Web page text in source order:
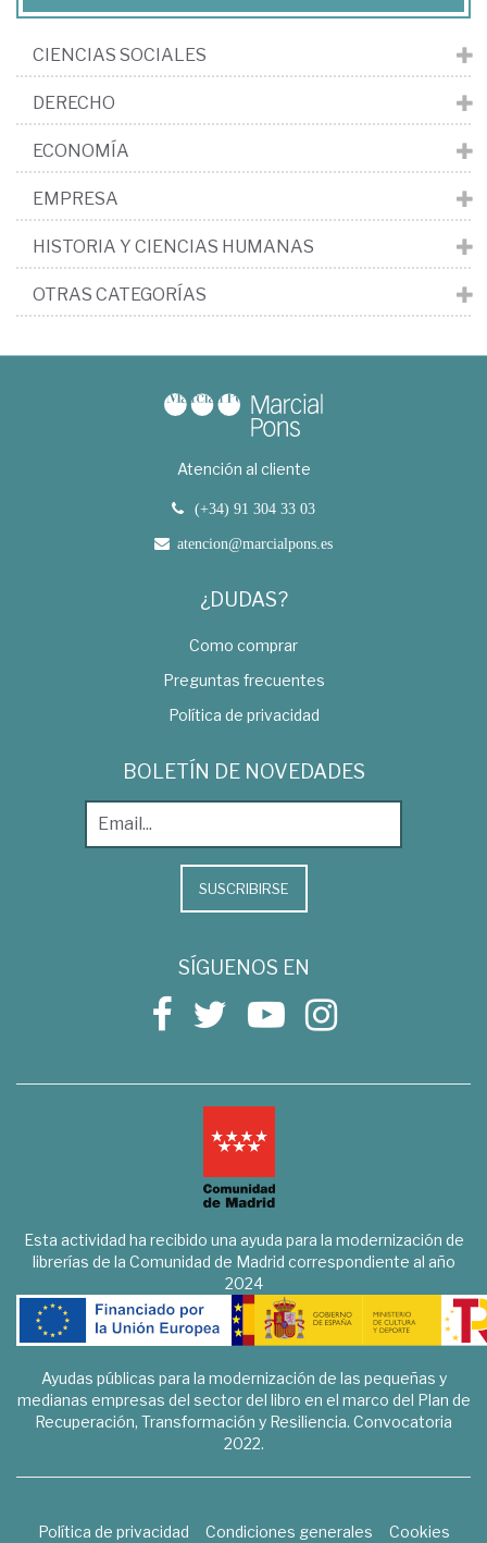
CIENCIAS SOCIALES
DERECHO
ECONOMÍA
EMPRESA
HISTORIA Y CIENCIAS HUMANAS
OTRAS CATEGORÍAS
Atención al cliente
(+34) 91 304 33 03
atencion@marcialpons.es
¿DUDAS?
Como comprar
Preguntas frecuentes
Política de privacidad
BOLETÍN DE NOVEDADES
SUSCRIBIRSE
SÍGUENOS EN
Esta actividad ha recibido una ayuda para la modernización de
librerías de la Comunidad de Madrid correspondiente al año
2024
Ayudas públicas para la modernización de las pequeñas y
medianas empresas del sector del libro en el marco del Plan de
Recuperación, Transformación y Resiliencia. Convocatoria
2022.
Política de privacidad Condiciones generales
Cookies